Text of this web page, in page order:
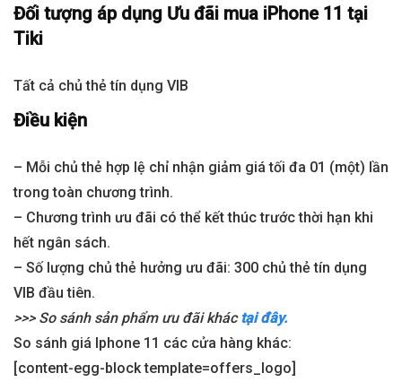
Đối tượng áp dụng Ưu đãi mua iPhone 11 tại
Tiki
Tất cả chủ thẻ tín dụng VIB
Điều kiện
– Mỗi chủ thẻ hợp lệ chỉ nhận giảm giá tối đa 01 (một) lần
trong toàn chương trình.
– Chương trình ưu đãi có thể kết thúc trước thời hạn khi
hết ngân sách.
– Số lượng chủ thẻ hưởng ưu đãi: 300 chủ thẻ tín dụng
VIB đầu tiên.
>>> So sánh sản phẩm ưu đãi kháctại đây.
So sánh giá Iphone 11 các cửa hàng khác:
[content-egg-block template=offers_logo]